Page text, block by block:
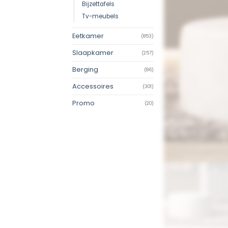
Bijzettafels
Tv-meubels
Eetkamer (853)
Slaapkamer (257)
Berging (86)
Accessoires (301)
Promo (20)